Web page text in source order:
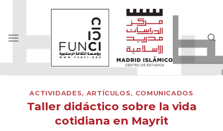
ACTIVIDADES, ARTÍCULOS, COMUNICADOS
Taller didáctico sobre la vida
cotidiana en Mayrit